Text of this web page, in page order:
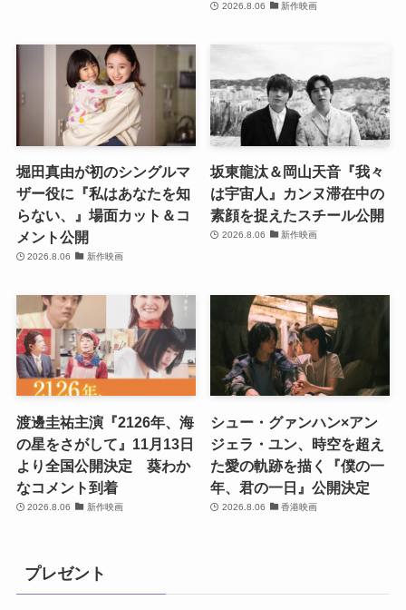
2026.8.06 新作映画
堀田真由が初のシングルマ
ザー役に『私はあなたを知
らない、』場面カット＆コ
メント公開
2026.8.06 新作映画
坂東龍汰＆岡山天音『我々
は宇宙人』カンヌ滞在中の
素顔を捉えたスチール公開
2026.8.06 新作映画
渡邊圭祐主演『2126年、海
の星をさがして』11月13日
より全国公開決定 葵わか
なコメント到着
2026.8.06 新作映画
シュー・グァンハン×アン
ジェラ・ユン、時空を超え
た愛の軌跡を描く『僕の一
年、君の一日』公開決定
2026.8.06 香港映画
プレゼント